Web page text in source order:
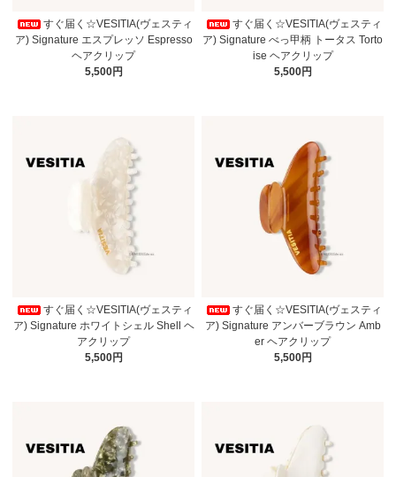
すぐ届く☆VESITIA(ヴェスティ
ア) Signature エスプレッソ Espresso
ヘアクリップ
5,500円
すぐ届く☆VESITIA(ヴェスティ
ア) Signature べっ甲柄 トータス Torto
ise ヘアクリップ
5,500円
すぐ届く☆VESITIA(ヴェスティ
ア) Signature ホワイトシェル Shell ヘ
アクリップ
5,500円
すぐ届く☆VESITIA(ヴェスティ
ア) Signature アンバーブラウン Amb
er ヘアクリップ
5,500円